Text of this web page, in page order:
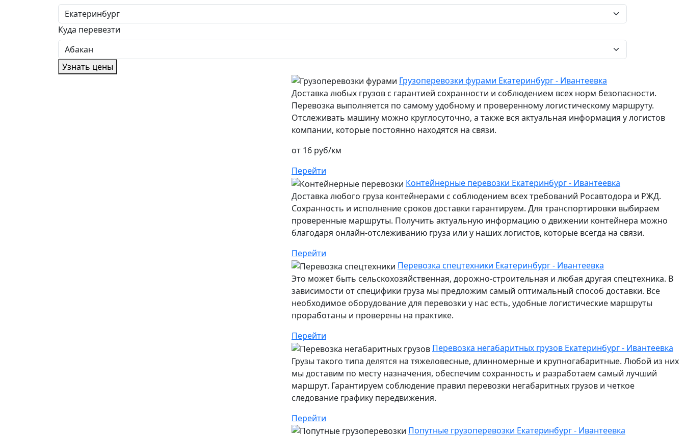
Куда перевезти
Узнать цены
Грузоперевозки фурами Екатеринбург - Ивантеевка
Доставка любых грузов с гарантией сохранности и соблюдением всех норм безопасности.
Перевозка выполняется по самому удобному и проверенному логистическому маршруту.
Отслеживать машину можно круглосуточно, а также вся актуальная информация у логистов
компании, которые постоянно находятся на связи.
от 16 руб/км
Перейти
Контейнерные перевозки Екатеринбург - Ивантеевка
Доставка любого груза контейнерами с соблюдением всех требований Росавтодора и РЖД.
Сохранность и исполнение сроков доставки гарантируем. Для транспортировки выбираем
проверенные маршруты. Получить актуальную информацию о движении контейнера можно
благодаря онлайн-отслеживанию груза или у наших логистов, которые всегда на связи.
Перейти
Перевозка спецтехники Екатеринбург - Ивантеевка
Это может быть сельскохозяйственная, дорожно-строительная и любая другая спецтехника. В
зависимости от специфики груза мы предложим самый оптимальный способ доставки. Все
необходимое оборудование для перевозки у нас есть, удобные логистические маршруты
проработаны и проверены на практике.
Перейти
Перевозка негабаритных грузов Екатеринбург - Ивантеевка
Грузы такого типа делятся на тяжеловесные, длинномерные и крупногабаритные. Любой из них
мы доставим по месту назначения, обеспечим сохранность и разработаем самый лучший
маршрут. Гарантируем соблюдение правил перевозки негабаритных грузов и четкое
следование графику передвижения.
Перейти
Попутные грузоперевозки Екатеринбург - Ивантеевка